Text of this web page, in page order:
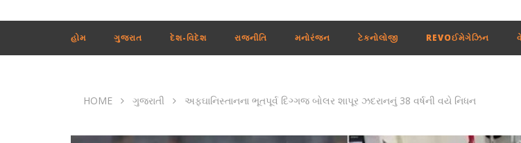
હોમ ગુજરાત દેશ-વિદેશ રાજનીતિ મનોરંજન ટેકનોલોજી REVOઈમેગેઝિન
HOME ગુજરાતી અફઘાનિસ્તાનના ભૂતપૂર્વ દિગ્ગજ બોલર શાપૂર ઝદરાનનું 38 વર્ષની વયે નિધન